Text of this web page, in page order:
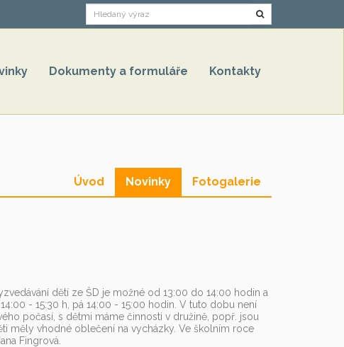
Hledat
Dokumenty a formuláře Kontakty
Úvod Novinky Fotogalerie
dětí ze ŠD je možné od 13:00 do 14:00 hodin a
- 15:30 h, pá 14:00 - 15:00 hodin. V tuto dobu není
počasí, s dětmi máme činnosti v družině, popř. jsou
měly vhodné oblečení na vycházky. Ve školním roce
Fingrová.